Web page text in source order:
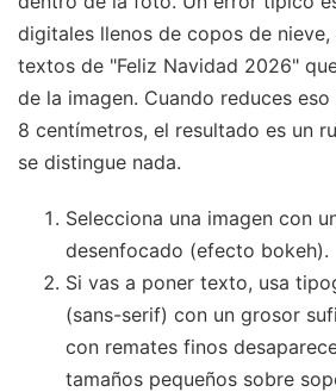
digitales llenos de copos de
textos de "Feliz Navidad 2026"
de la imagen. Cuando reduces
8 centímetros, el resultado es un
se distingue nada.
Selecciona una imagen con
desenfocado (efecto bokeh).
Si vas a poner texto, usa
(sans-serif) con un grosor
con remates finos
tamaños pequeños sobre